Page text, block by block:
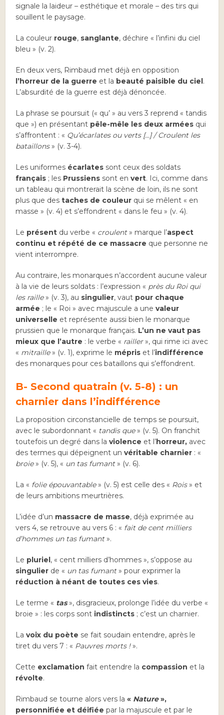
signale la laideur – esthétique et morale – des tirs qui
souillent le paysage.
La couleur rouge, sanglante, déchire « l’infini du ciel
bleu » (v. 2).
En deux vers, Rimbaud met déjà en opposition
l’horreur de la guerre et la beauté paisible du ciel.
L’absurdité de la guerre est déjà dénoncée.
La phrase se poursuit (« qu’ » au vers 3 reprend « tandis
que ») en présentant pêle-mêle les deux armées qui
s’affrontent : « Qu’écarlates ou verts […] / Croulent les
bataillons» (v. 3-4).
Les uniformes écarlates sont ceux des soldats
français ; les Prussiens sont envert. Ici, comme dans
un tableau qui montrerait la scène de loin, ils ne sont
plus que destaches de couleur qui se mêlent « en
masse » (v. 4) et s’effondrent « dans le feu » (v. 4).
Le présent du verbe « croulent» marque l’aspect
continu et répété de ce massacre que personne ne
vient interrompre.
Au contraire, les monarques n’accordent aucune valeur
à la vie de leurs soldats : l’expression « près du Roi qui
les raille» (v. 3), au singulier, vaut pour chaque
armée ; le « Roi » avec majuscule a unevaleur
universelle et représente aussi bien le monarque
prussien que le monarque français. L’un ne vaut pas
mieux que l’autre : le verbe « railler», qui rime ici avec
« mitraille» (v. 1), exprime le mépris et l’indifférence
des monarques pour ces bataillons qui s’effondrent.
B- Second quatrain (v. 5-8) : un
charnier dans l’indifférence
La proposition circonstancielle de temps se poursuit,
avec le subordonnant « tandis que» (v. 5). On franchit
toutefois un degré dans laviolence et l’horreur, avec
des termes qui dépeignent un véritable charnier : «
broie» (v. 5), « un tas fumant» (v. 6).
La « folie épouvantable» (v. 5) est celle des « Rois» et
de leurs ambitions meurtrières.
L’idée d’un massacre de masse, déjà exprimée au
vers 4, se retrouve au vers 6 : « fait de cent milliers
d’hommes un tas fumant».
Le pluriel, « cent milliers d’hommes », s’oppose au
singulier de « un tas fumant» pour exprimer la
réduction à néant de toutes ces vies.
Le terme « tas », disgracieux, prolonge l’idée du verbe «
broie » : les corps sont indistincts ; c’est un charnier.
Lavoix du poète se fait soudain entendre, après le
tiret du vers 7 : « Pauvres morts !».
Cette exclamation fait entendre la compassion et la
révolte.
Rimbaud se tourne alors vers la« Nature»,
personnifiée et déifiée par la majuscule et par le